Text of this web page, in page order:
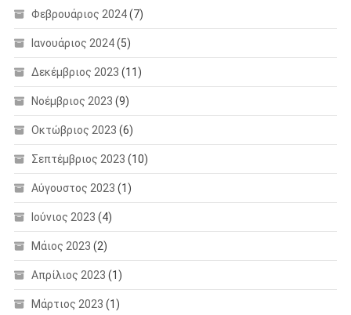
Φεβρουάριος 2024(7)
Ιανουάριος 2024(5)
Δεκέμβριος 2023 (11)
Νοέμβριος 2023 (9)
Οκτώβριος 2023 (6)
Σεπτέμβριος 2023 (10)
Αύγουστος 2023 (1)
Ιούνιος 2023 (4)
Μάιος 2023 (2)
Απρίλιος 2023 (1)
Μάρτιος 2023 (1)